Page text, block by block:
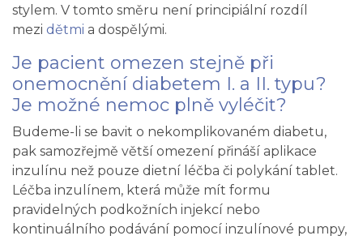
stylem. V tomto směru není principiální rozdíl
mezi dětmi a dospělými.
Je pacient omezen stejně při
onemocnění diabetem I. a II. typu?
Je možné nemoc plně vyléčit?
Budeme-li se bavit o nekomplikovaném diabetu,
pak samozřejmě větší omezení přináší aplikace
inzulínu než pouze dietní léčba či polykání tablet.
Léčba inzulínem, která může mít formu
pravidelných podkožních injekcí nebo
kontinuálního podávání pomocí inzulínové pumpy,